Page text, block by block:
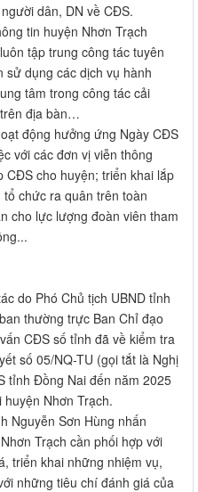
dân, DN về CĐS.
tin huyện Nhơn Trạch
tập trung công tác tuyên
dụng các dịch vụ hành
tâm trong công tác cải
địa bàn…
động hưởng ứng Ngày CĐS
với các đơn vị viễn thông
CĐS cho huyện; triển khai lắp
chức ra quân trên toàn
cho lực lượng đoàn viên tham
do Phó Chủ tịch UBND tỉnh
thường trực Ban Chỉ đạo
CĐS số tỉnh đã về kiểm tra
số 05/NQ-TU (gọi tắt là Nghị
tỉnh Đồng Nai đến năm 2025
Nhơn Trạch.
Nguyễn Sơn Hùng nhấn
Trạch cần phối hợp với
triển khai những nhiệm vụ,
những tiêu chí đánh giá của